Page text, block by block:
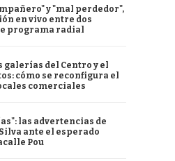
y "mal perdedor",
en vivo entre dos
programa radial
galerías del Centro y el
cómo se reconfigura el
comerciales
las advertencias de
ante el esperado
Pou